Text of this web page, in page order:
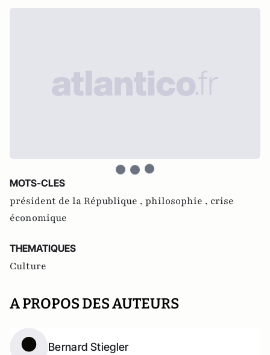
MOTS-CLES
président de la République , philosophie , crise
économique
THEMATIQUES
Culture
A PROPOS DES AUTEURS
Bernard Stiegler